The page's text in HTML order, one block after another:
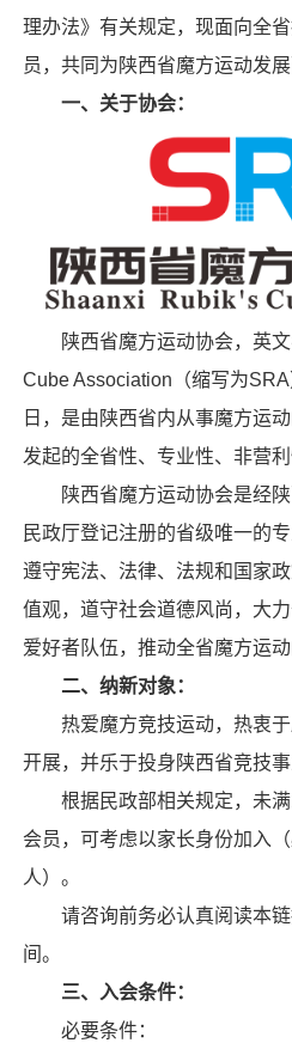
理办法》有关规定，现面向全
员，共同为陕西省魔方运动发展
一、关于协会：
陕西省魔方运动协会，英
Cube Association（缩写为
日，是由陕西省内从事魔方运
发起的全省性、专业性、非营利
陕西省魔方运动协会是经
民政厅登记注册的省级唯一的
遵守宪法、法律、法规和国家
值观，道守社会道德风尚，大
爱好者队伍，推动全省魔方运
二、纳新对象：
热爱魔方竞技运动，热衷
开展，并乐于投身陕西省竞技事
根据民政部相关规定，未
会员，可考虑以家长身份加入
人）。
请咨询前务必认真阅读本
间。
三、入会条件：
必要条件：